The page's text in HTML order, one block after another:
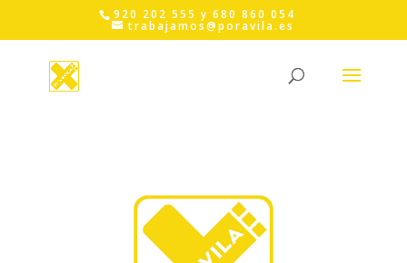
content
920 202 555 y 680 860 054
trabajamos@poravila.es